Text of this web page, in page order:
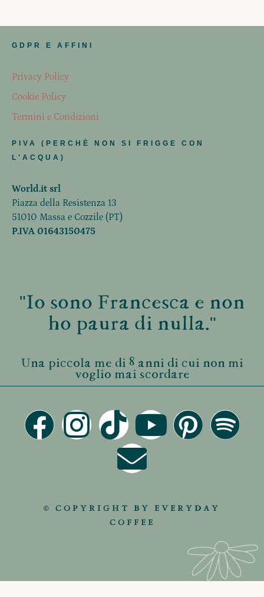
GDPR E AFFINI
Privacy Policy
Cookie Policy
Termini e Condizioni
PIVA (PERCHÈ NON SI FRIGGE CON
L'ACQUA)
World.it srl
Piazza della Resistenza 13
51010 Massa e Cozzile (PT)
P.IVA 01643150475
"Io sono Francesca e non
ho paura di nulla."
Una piccola me di 8 anni di cui non mi
voglio mai scordare
© COPYRIGHT BY EVERYDAY
COFFEE